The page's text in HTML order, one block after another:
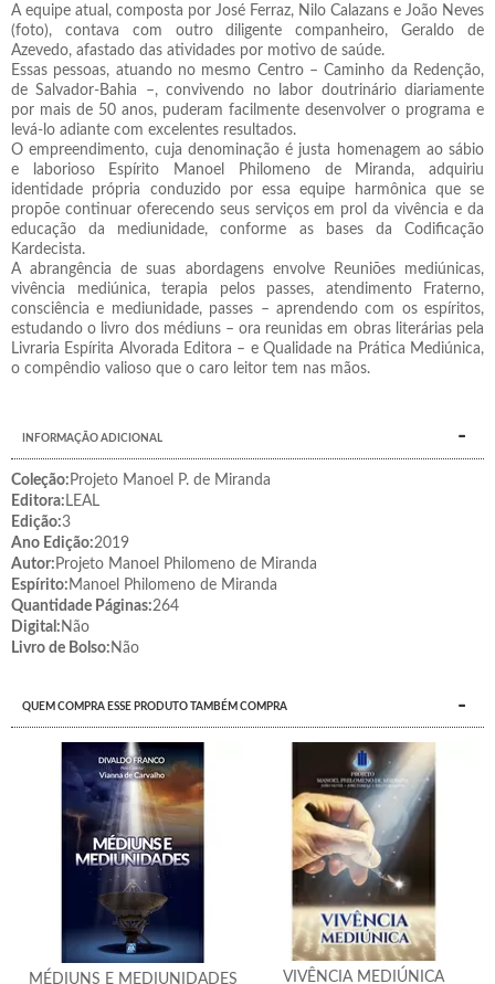
A equipe atual, composta por José Ferraz, Nilo Calazans e João Neves
(foto), contava com outro diligente companheiro, Geraldo de
Azevedo, afastado das atividades por motivo de saúde.
Essas pessoas, atuando no mesmo Centro – Caminho da Redenção,
de Salvador-Bahia –, convivendo no labor doutrinário diariamente
por mais de 50 anos, puderam facilmente desenvolver o programa e
levá-lo adiante com excelentes resultados.
O empreendimento, cuja denominação é justa homenagem ao sábio
e laborioso Espírito Manoel Philomeno de Miranda, adquiriu
identidade própria conduzido por essa equipe harmônica que se
propõe continuar oferecendo seus serviços em prol da vivência e da
educação da mediunidade, conforme as bases da Codificação
Kardecista.
A abrangência de suas abordagens envolve Reuniões mediúnicas,
vivência mediúnica, terapia pelos passes, atendimento Fraterno,
consciência e mediunidade, passes – aprendendo com os espíritos,
estudando o livro dos médiuns – ora reunidas em obras literárias pela
Livraria Espírita Alvorada Editora – e Qualidade na Prática Mediúnica,
o compêndio valioso que o caro leitor tem nas mãos.
INFORMAÇÃO ADICIONAL
Coleção: Projeto Manoel P. de Miranda
Editora: LEAL
Edição:3
Ano Edição:2019
Autor: Projeto Manoel Philomeno de Miranda
Espírito: Manoel Philomeno de Miranda
Quantidade Páginas:264
Digital: Não
Livro de Bolso: Não
QUEM COMPRA ESSE PRODUTO TAMBÉM COMPRA
MÉDIUNS E MEDIUNIDADES
VIVÊNCIA MEDIÚNICA